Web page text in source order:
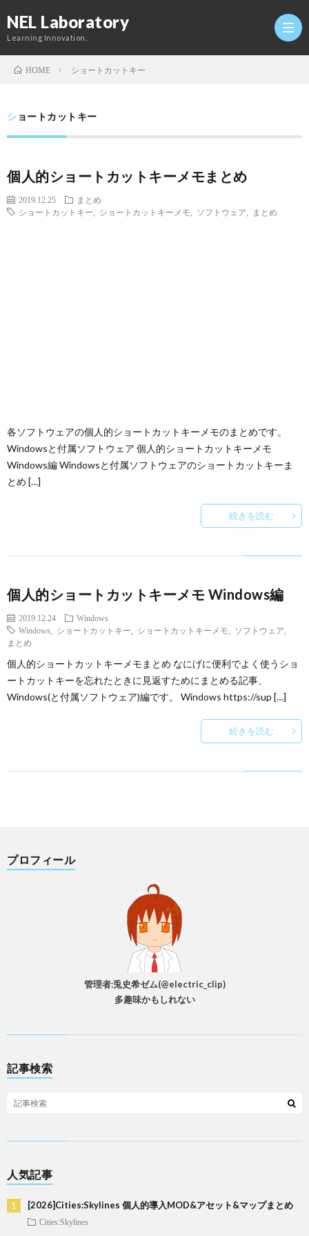
NEL Laboratory
Learning Innovation.
研
HOME ショートカットキー
ショートカットキー
個人的ショートカットキーメモまとめ
2019.12.25
まとめ
ショートカットキー
ショートカットキーメモ ソフトウェア まとめ
各ソフトウェアの個人的ショートカットキーメモのまとめです。
Windowsと付属ソフトウェア 個人的ショートカットキーメモ
Windows編 Windowsと付属ソフトウェアのショートカットキーま
とめ […]
続きを読む
個人的ショートカットキーメモ Windows編
2019.12.24
Windows
Windows
ショートカットキー ショートカットキーメモ ソフトウェア
まとめ
個人的ショートカットキーメモまとめ なにげに便利でよく使うショ
ートカットキーを忘れたときに見返すためにまとめる記事、
Windows(と付属ソフトウェア)編です。 Windows https://sup […]
続きを読む
プロフィール
管理者:兎史希ゼム(@electric_clip)
多趣味かもしれない
記事検索
人気記事
[2026]Cities:Skylines 個人的導入MOD&アセット&マップまとめ
Cities:Skylines